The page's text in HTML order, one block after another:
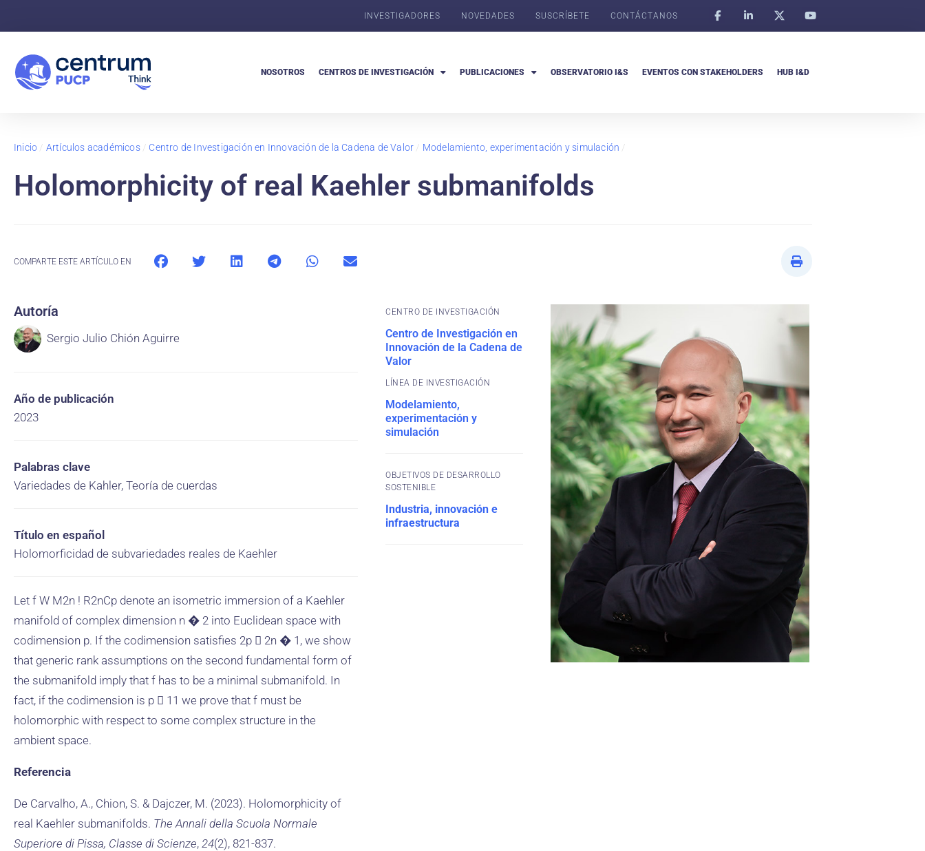
INVESTIGADORES NOVEDADES SUSCRÍBETE CONTÁCTANOS
NOSOTROS CENTROS DE INVESTIGACIÓN PUBLICACIONES OBSERVATORIO I&S EVENTOS CON STAKEHOLDERS HUB I&D
Inicio / Artículos académicos/ Centro de Investigación en Innovación de la Cadena de Valor / Modelamiento, experimentación y simulación /
Holomorphicity of real Kaehler submanifolds
COMPARTE ESTE ARTÍCULO EN
Autoría
Sergio Julio Chión Aguirre
Año de publicación
2023
Palabras clave
Variedades de Kahler, Teoría de cuerdas
Título en español
Holomorficidad de subvariedades reales de Kaehler
Let f W M2n ! R2nCp denote an isometric immersion of a Kaehler
manifold of complex dimension n � 2 into Euclidean space with
codimension p. If the codimension satisfies 2p  2n � 1, we show
that generic rank assumptions on the second fundamental form of
the submanifold imply that f has to be a minimal submanifold. In
fact, if the codimension is p  11 we prove that f must be
holomorphic with respect to some complex structure in the
ambient space.
Referencia
De Carvalho, A., Chion, S. & Dajczer, M. (2023). Holomorphicity of
real Kaehler submanifolds. The Annali della Scuola Normale
Superiore di Pissa, Classe di Scienze, 24(2), 821-837.
CENTRO DE INVESTIGACIÓN
Centro de Investigación en
Innovación de la Cadena de
Valor
Modelamiento,
experimentación y
simulación
OBJETIVOS DE DESARROLLO
SOSTENIBLE
Industria, innovación e
infraestructura